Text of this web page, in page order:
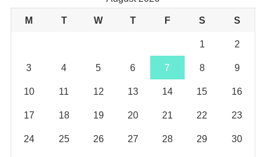
M T W T F S S
1 2
3 4 5 6 7 8 9
10 11 12 13 14 15 16
17 18 19 20 21 22 23
24 25 26 27 28 29 30